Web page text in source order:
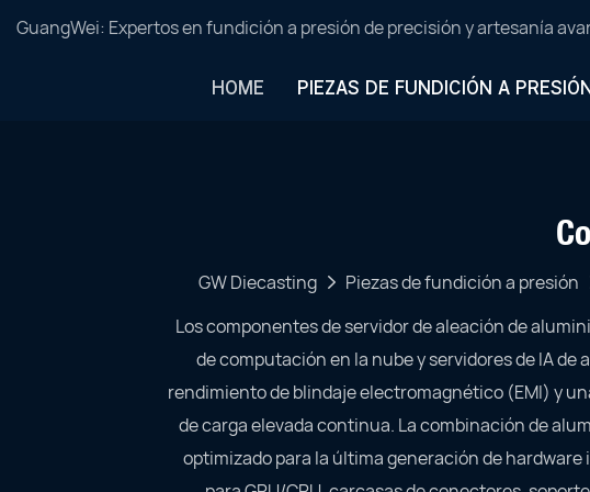
GuangWei: Expertos en fundición a presión de precisión y artesanía
HOME PIEZAS DE FUNDICIÓN A
GW Diecasting Piezas de fundición a presión
Los componentes de servidor de aleación de
de computación en la nube y servidores de IA
rendimiento de blindaje electromagnético (EMI) y
de carga elevada continua. La combinación de
optimizado para la última generación de